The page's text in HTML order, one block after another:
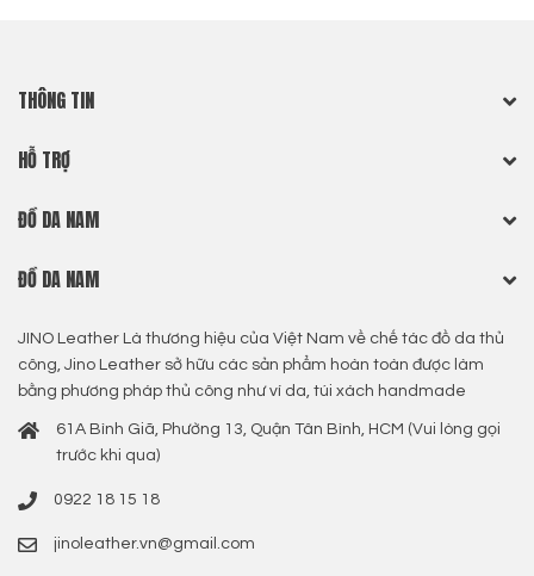
THÔNG TIN
HỖ TRỢ
ĐỒ DA NAM
ĐỒ DA NAM
JINO Leather Là thương hiệu của Việt Nam về chế tác đồ da thủ
công, Jino Leather sở hữu các sản phẩm hoàn toàn được làm
bằng phương pháp thủ công như ví da, túi xách handmade
61A Bình Giã, Phường 13, Quận Tân Bình, HCM (Vui lòng gọi
trước khi qua)
0922 18 15 18
jinoleather.vn@gmail.com